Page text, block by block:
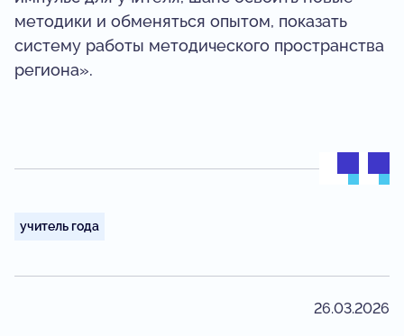
методики и обменяться опытом, показать
систему работы методического пространства
региона».
учитель года
26.03.2026